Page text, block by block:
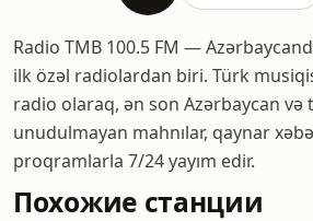
Radio TMB 100.5 FM —
ilk özəl radiolardan biri. Türk
radio olaraq, ən son Azərbaycan
unudulmayan mahnılar, qaynar
proqramlarla 7/24 yayım edir.
Похожие станции